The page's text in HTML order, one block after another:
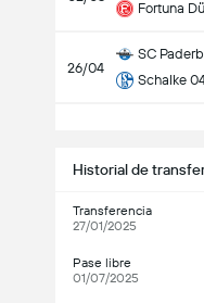
Fortuna
26/04
SC
Schalke
Historial de
Transferencia
27/01/2025
Pase libre
01/07/2025